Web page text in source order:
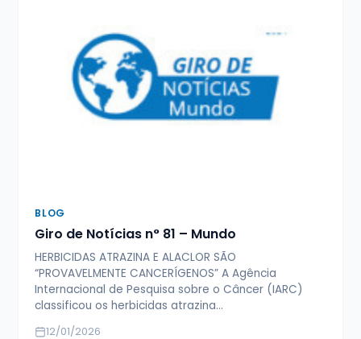
BLOG
Giro de Notícias n° 81 – Mundo
HERBICIDAS ATRAZINA E ALACLOR SÃO
“PROVAVELMENTE CANCERÍGENOS” A Agência
Internacional de Pesquisa sobre o Câncer (IARC)
classificou os herbicidas atrazina…
12/01/2026